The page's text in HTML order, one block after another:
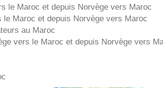
le Maroc et depuis Norvège vers Maroc
le Maroc et depuis Norvège vers Maroc
au Maroc
vers le Maroc et depuis Norvège vers